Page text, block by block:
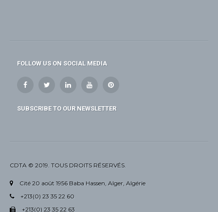
FOLLOW US ON SOCIAL MEDIA
SUBSCRIBE TO OUR NEWSLETTER
CDTA © 2019. TOUS DROITS RÉSERVÉS.
Cité 20 août 1956 Baba Hassen, Alger, Algérie
+213(0) 23 35 22 60
+213(0) 23 35 22 63